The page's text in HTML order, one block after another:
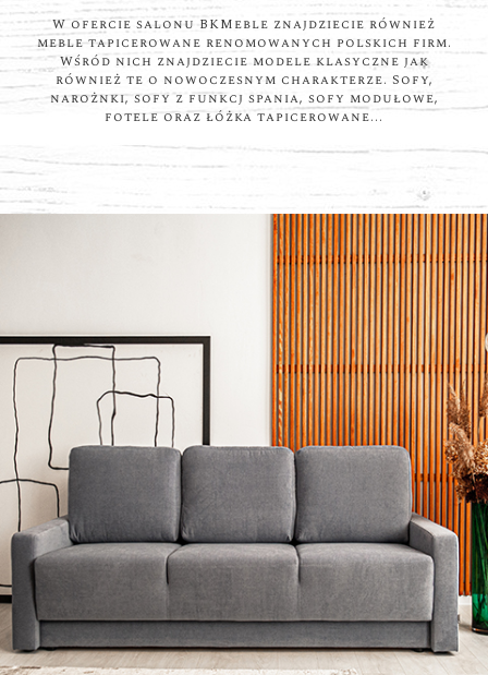
W ofercie salonu BKMeble znajdziecie również
meble tapicerowane renomowanych polskich firm.
Wśród nich znajdziecie modele klasyczne jak
również te o nowoczesnym charakterze. Sofy,
narożnki, sofy z funkcj spania, sofy modułowe,
fotele oraz łóżka tapicerowane...